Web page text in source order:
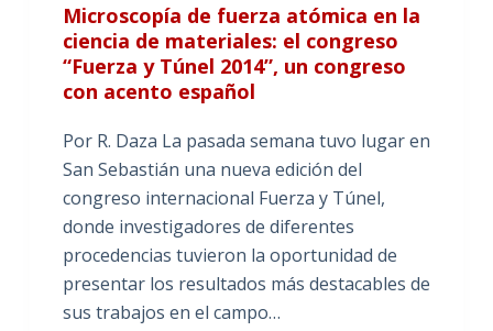
Microscopía de fuerza atómica en la
ciencia de materiales: el congreso
“Fuerza y Túnel 2014”, un congreso
con acento español
Por R. Daza La pasada semana tuvo lugar en
San Sebastián una nueva edición del
congreso internacional Fuerza y Túnel,
donde investigadores de diferentes
procedencias tuvieron la oportunidad de
presentar los resultados más destacables de
sus trabajos en el campo…